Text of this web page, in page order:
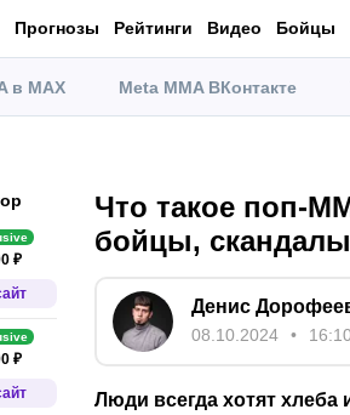
Прогнозы Рейтинги Видео Бойцы
в MAX Meta MMA ВКонтакте
Что такое поп-
бойцы,
Денис
08.10.2024 16:10
Люди всегда хотят
₽
₽